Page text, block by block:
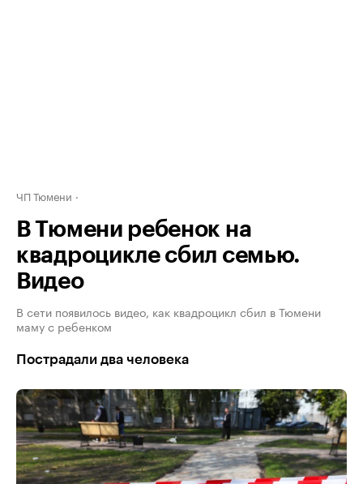
ЧП Тюмени
В Тюмени ребенок на
квадроцикле сбил семью.
Видео
В сети появилось видео, как квадроцикл сбил в Тюмени
маму с ребенком
Пострадали два человека